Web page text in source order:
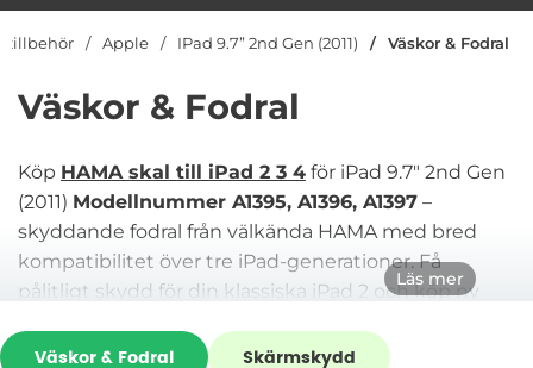
tillbehör Apple IPad 9.7” 2nd Gen (2011) Väskor & Fodral
Väskor & Fodral
Läs mer
Köp HAMA skal till iPad 2 3 4 för iPad 9.7" 2nd Gen
(2011) Modellnummer A1395, A1396, A1397 –
skyddande fodral från välkända HAMA med bred
kompatibilitet över tre iPad-generationer. Få
pålitligt skydd för din klassiska iPad 2 och köp ny
Underkategorier
Väskor & Fodral Skärmskydd